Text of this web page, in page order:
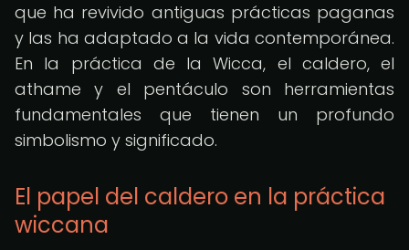
que ha revivido antiguas prácticas paganas
y las ha adaptado a la vida contemporánea.
En la práctica de la Wicca, el caldero, el
athame y el pentáculo son herramientas
fundamentales que tienen un profundo
simbolismo y significado.
El papel del caldero en la práctica
wiccana